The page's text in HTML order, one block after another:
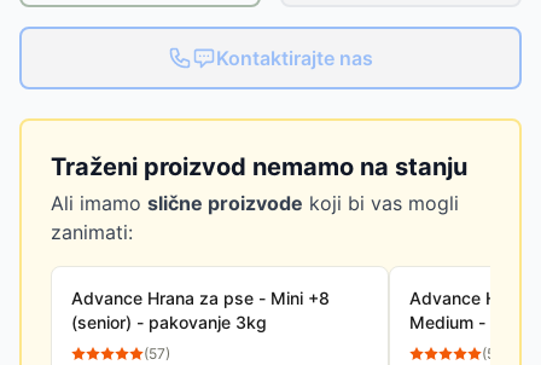
Kontaktirajte nas
Traženi proizvod nemamo na stanju
Ali imamo slične proizvode koji bi vas mogli
zanimati:
Advance Hrana za pse - Mini +8
(senior) - pakovanje 3kg
(57)
Advance Hrana
Medium -
(57